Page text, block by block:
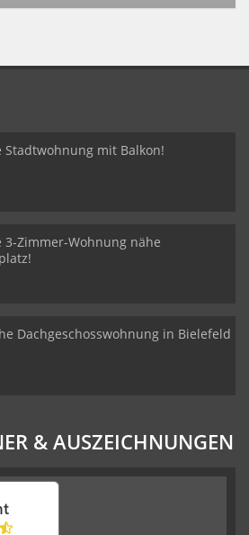
Stadtwohnung mit Balkon!
3-Zimmer-Wohnung nähe
Dachgeschosswohnung in Bielefeld
& AUSZEICHNUNGEN